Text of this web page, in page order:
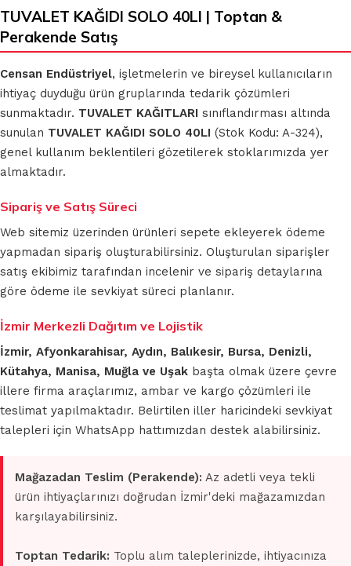
TUVALET KAĞIDI SOLO 40LI | Toptan &
Perakende Satış
Censan Endüstriyel, işletmelerin ve bireysel kullanıcıların
ihtiyaç duyduğu ürün gruplarında tedarik çözümleri
sunmaktadır. TUVALET KAĞITLARI sınıflandırması altında
sunulan TUVALET KAĞIDI SOLO 40LI (Stok Kodu: A-324),
genel kullanım beklentileri gözetilerek stoklarımızda yer
almaktadır.
Sipariş ve Satış Süreci
Web sitemiz üzerinden ürünleri sepete ekleyerek ödeme
yapmadan sipariş oluşturabilirsiniz. Oluşturulan siparişler
satış ekibimiz tarafından incelenir ve sipariş detaylarına
göre ödeme ile sevkiyat süreci planlanır.
İzmir Merkezli Dağıtım ve Lojistik
İzmir, Afyonkarahisar, Aydın, Balıkesir, Bursa, Denizli,
Kütahya, Manisa, Muğla ve Uşak başta olmak üzere çevre
illere firma araçlarımız, ambar ve kargo çözümleri ile
teslimat yapılmaktadır. Belirtilen iller haricindeki sevkiyat
talepleri için WhatsApp hattımızdan destek alabilirsiniz.
Mağazadan Teslim (Perakende): Az adetli veya tekli
ürün ihtiyaçlarınızı doğrudan İzmir'deki mağazamızdan
karşılayabilirsiniz.
Toptan Tedarik: Toplu alım taleplerinizde, ihtiyacınıza